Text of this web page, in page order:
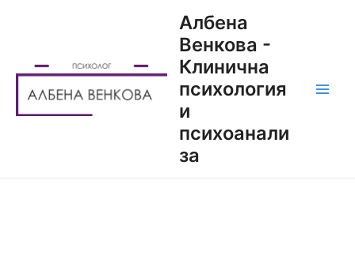
Албена
Венкова -
Клинична
психология
и
психоанали
за